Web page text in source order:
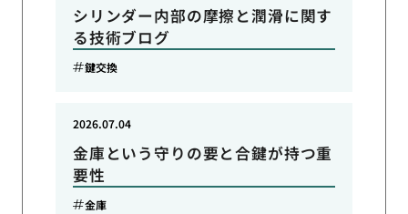
シリンダー内部の摩擦と潤滑に関す
る技術ブログ
鍵交換
金庫という守りの要と合鍵が持つ重
要性
2026.07.04
金庫